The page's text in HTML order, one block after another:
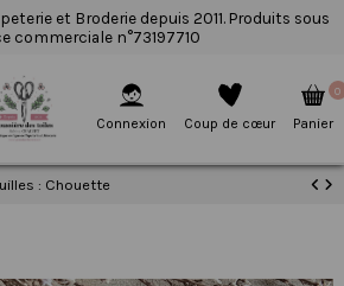
et Broderie depuis 2011. Produits sous
commerciale n°73197710
Connexion Coup de cœur
0
Panier
: Chouette